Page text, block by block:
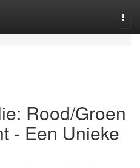
Rood/Groen
- Een Unieke